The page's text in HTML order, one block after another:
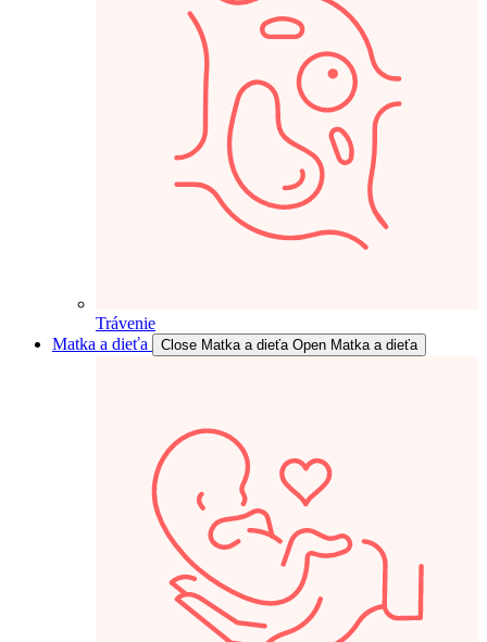
Trávenie
Matka a dieťa
Close Matka a dieťa Open Matka a dieťa